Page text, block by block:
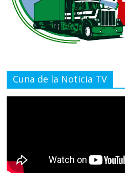
Cuna de la Noticia TV